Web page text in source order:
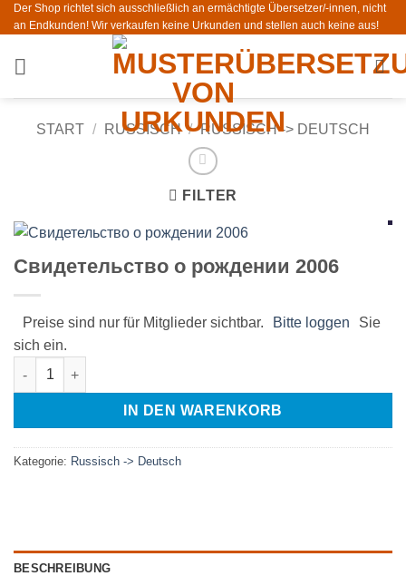
Zum
Inhalt
springen
Der Shop richtet sich ausschließlich an ermächtigte Übersetzer/-innen, nicht
an Endkunden! Wir verkaufen keine Urkunden und stellen auch keine aus!
START / RUSSISCH / RUSSISCH -> DEUTSCH
FILTER
Свидетельство о рождении 2006
Preise sind nur für Mitglieder sichtbar. Bitte loggen
Sie
sich ein.
Свидетельство о рождении 2006 Menge
IN DEN WARENKORB
Kategorie: Russisch -> Deutsch
BESCHREIBUNG